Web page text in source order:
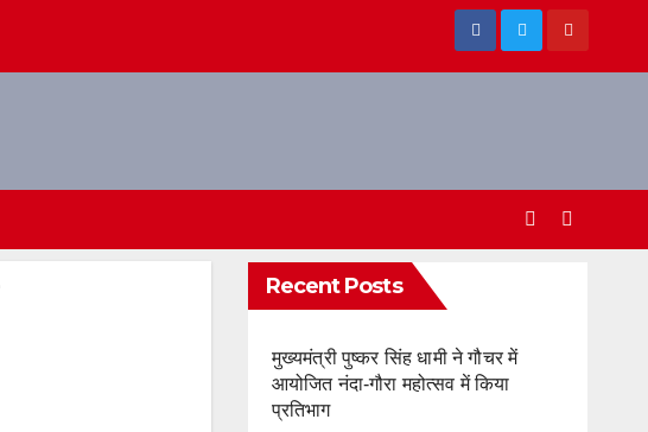
Recent Posts
मुख्यमंत्री पुष्कर सिंह धामी ने गौचर में
आयोजित नंदा-गौरा महोत्सव में किया
प्रतिभाग